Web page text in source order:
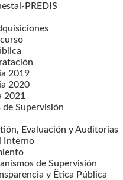
PREDIS
2019
2020
2021
Supervisión
Evaluación y Auditorias
Interno
de Supervisión
y Ëtica Pública